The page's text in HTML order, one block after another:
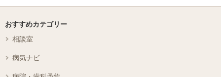
おすすめカテゴリー
相談室
病気ナビ